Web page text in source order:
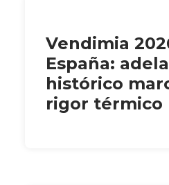
Vendimia
España:
histórico
rigor térmico